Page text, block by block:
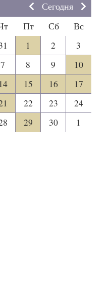
Сегодня
Пт Сб
Вс
1 2
3
7 8 9
10
14 15 16
17
22 23
24
29 30 1